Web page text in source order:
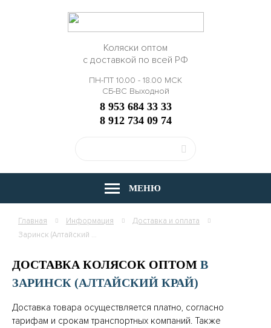
Коляски оптом
с доставкой по всей РФ
ПН-ПТ 10.00 - 18.00 МСК
СБ-ВС Выходной
8 953 684 33 33
8 912 734 09 74
МЕНЮ
Главная Информация
Доставка и оплата
Заринск (Алтайский край)
ДОСТАВКА КОЛЯСОК ОПТОМ В
ЗАРИНСК (АЛТАЙСКИЙ КРАЙ)
Доставка товара осуществляется платно, согласно
тарифам и срокам транспортных компаний. Также